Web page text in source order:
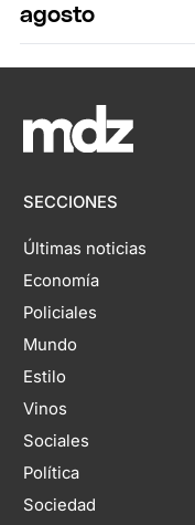
agosto
SECCIONES
Últimas noticias
Economía
Policiales
Mundo
Estilo
Vinos
Sociales
Política
Sociedad